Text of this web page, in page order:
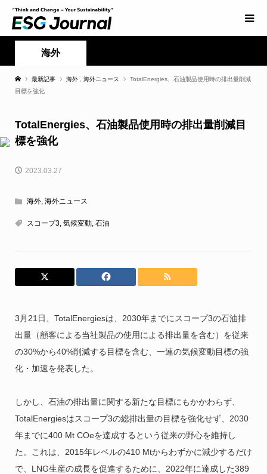
海外
最新記事 海外 海外ニュース
TotalEnergies、石油製品使用時の排出量削減
目標を強化
TotalEnergies、石油製品使用時の排出量削減目
標を強化
2023.03.27
海外, 海外ニュース
スコープ3, 気候変動, 石油
3月21日、TotalEnergiesは、2030年までにスコープ3の石油排
出量（顧客による当社製品の使用による排出量を含む）を従来
の30%から40%削減する目標を含む、一連の気候変動目標の強
化・加速を発表した。
しかし、石油の排出量に関する新たな目標にもかかわらず、
TotalEnergiesはスコープ3の総排出量の目標を強化せず、2030
年までに400 Mt COeを達成するという従来の野心を維持し
た。これは、2015年レベルの410 Mtからわずかに減少するだけ
で、LNG生産の成長を促進するために、2022年に達成した389